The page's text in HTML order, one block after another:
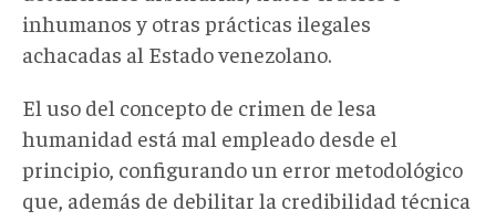
inhumanos y otras prácticas ilegales
achacadas al Estado venezolano.
El uso del concepto de crimen de lesa
humanidad está mal empleado desde el
principio, configurando un error metodológico
que, además de debilitar la credibilidad técnica